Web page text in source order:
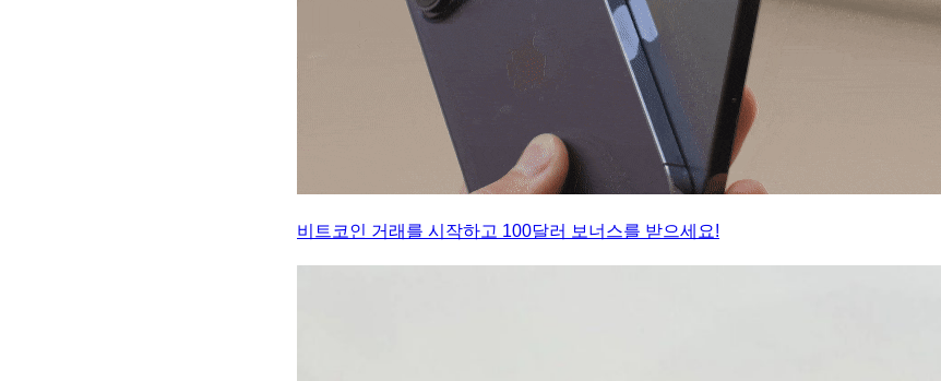
비트코인 거래를 시작하고 100달러 보너스를 받으세요!